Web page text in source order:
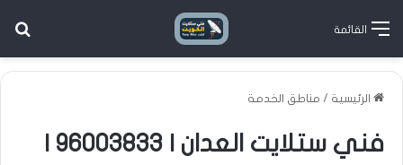
القائمة
الرئيسية / مناطق الخدمة
فني ستلايت العدان | 96003833 |